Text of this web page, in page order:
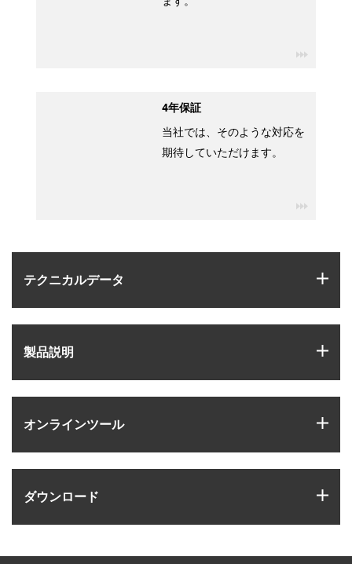
テクニカルデータ
製品説明
オンラインツール
ダウンロード
4年保証
当社では、そのような対応を
期待していただけます。